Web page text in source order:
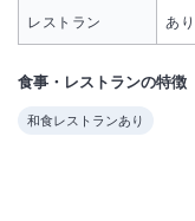
レストラン あり
食事・レストランの特徴
和食レストランあり